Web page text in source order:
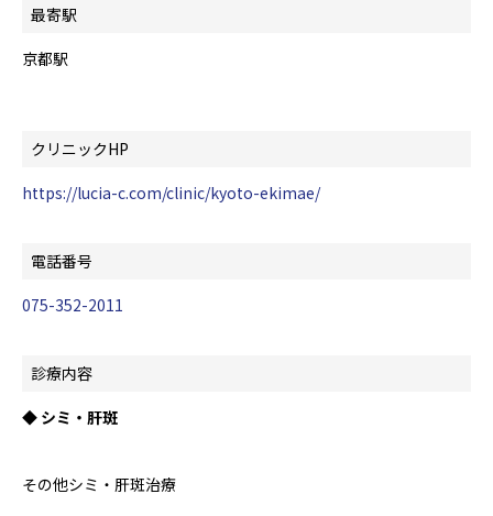
最寄駅
京都駅
クリニックHP
https://lucia-c.com/clinic/kyoto-ekimae/
電話番号
075-352-2011
診療内容
◆ シミ・肝斑
その他シミ・肝斑治療